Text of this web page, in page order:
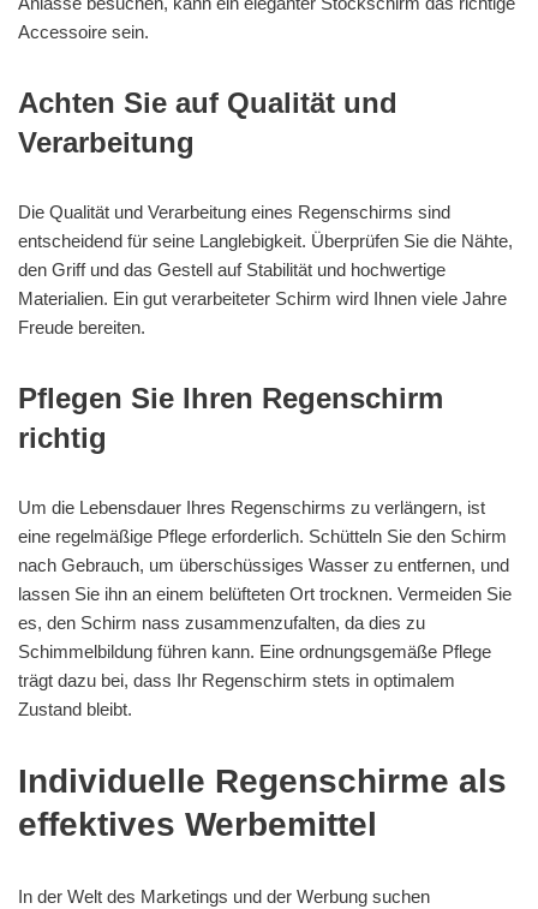
Accessoire sein.
Achten Sie auf Qualität und
Verarbeitung
Die Qualität und Verarbeitung eines Regenschirms sind
entscheidend für seine Langlebigkeit. Überprüfen Sie die Nähte,
den Griff und das Gestell auf Stabilität und hochwertige
Materialien. Ein gut verarbeiteter Schirm wird Ihnen viele Jahre
Freude bereiten.
Pflegen Sie Ihren Regenschirm
richtig
Um die Lebensdauer Ihres Regenschirms zu verlängern, ist
eine regelmäßige Pflege erforderlich. Schütteln Sie den Schirm
nach Gebrauch, um überschüssiges Wasser zu entfernen, und
lassen Sie ihn an einem belüfteten Ort trocknen. Vermeiden Sie
es, den Schirm nass zusammenzufalten, da dies zu
Schimmelbildung führen kann. Eine ordnungsgemäße Pflege
trägt dazu bei, dass Ihr Regenschirm stets in optimalem
Zustand bleibt.
Individuelle Regenschirme als
effektives Werbemittel
In der Welt des Marketings und der Werbung suchen